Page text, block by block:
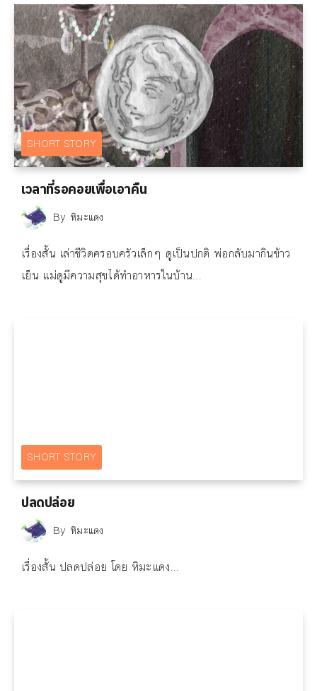
SHORT STORY
เวลาที่รอคอยเพื่อเอาคืน
By หิมะแดง
เรื่องสั้น เล่าชีวิตครอบครัวเล็กๆ ดูเป็นปกติ พ่อกลับมากินข้าว
เย็น แม่ดูมีความสุขได้ทำอาหารในบ้าน...
SHORT STORY
ปลดปล่อย
By หิมะแดง
เรื่องสั้น ปลดปล่อย โดย หิมะแดง...